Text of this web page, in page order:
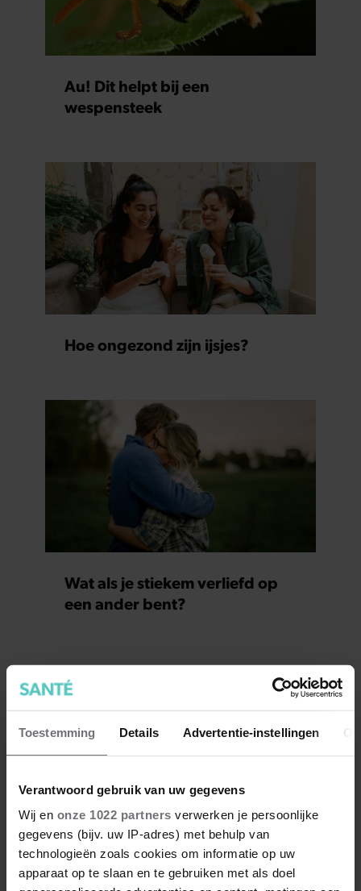
Toestemming Details Advertentie-instellingen
Verantwoord gebruik van uw gegevens
Wij en onze 1022 partners verwerken je persoonlijke
gegevens (bijv. uw IP-adres) met behulp van
technologieën zoals cookies om informatie op uw
apparaat op te slaan en te gebruiken met als doel
Au! Dit helpt bij een
wespensteek
Hoe ongezond zijn ijsjes?
Wat als je stiekem verliefd op
een ander bent?